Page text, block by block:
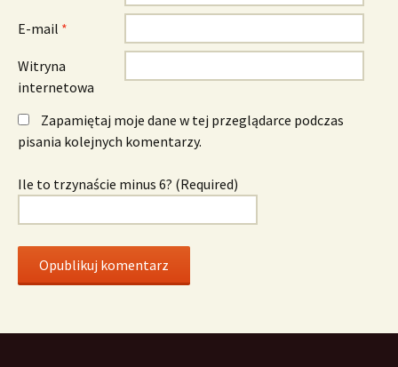
E-mail *
Witryna
internetowa
Zapamiętaj moje dane w tej przeglądarce podczas
pisania kolejnych komentarzy.
Ile to trzynaście minus 6? (Required)